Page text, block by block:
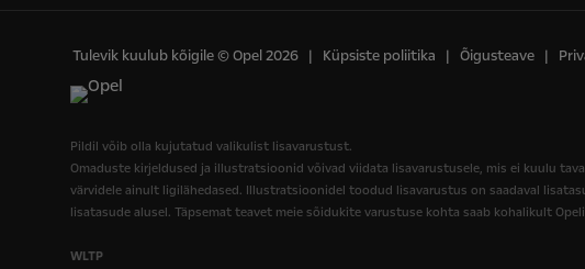
Tulevik kuulub kõigile © Opel 2026 Küpsiste poliitika Õigusteave
Pildil võib olla kujutatud valikulist lisavarustust.
Omaduste kirjeldused ja illustratsioonid võivad viidata lisavarustusele, mis ei kuulu
värvidele ainult ligilähedased. Illustratsioonidel toodud lisavarustus on saadaval
lisatasude alusel. Täpsemat teavet meie sõidukite varustuse kohta saab kohalikult
WLTP